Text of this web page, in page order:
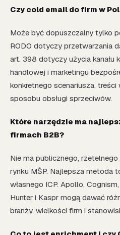
Czy cold email do firm w
Może być dopuszczalny tylko
RODO dotyczy przetwarzania
art. 398 dotyczy użycia kanału
handlowej i marketingu
konkretnego scenariusza, treści
sposobu obsługi sprzeciwów.
Które narzędzie ma
firmach B2B?
Nie ma publicznego,
rynku MŚP. Najlepsza metoda
własnego ICP. Apollo,
Hunter i Kaspr mogą dawać
branży, wielkości firm i